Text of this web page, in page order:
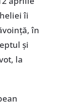
îi
în
și
la